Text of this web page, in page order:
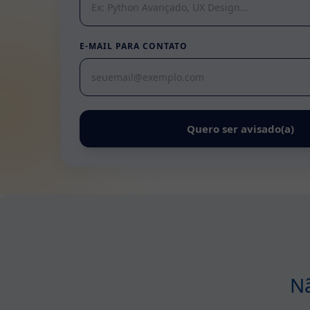
E-MAIL PARA CONTATO
Quero ser avisado(a)